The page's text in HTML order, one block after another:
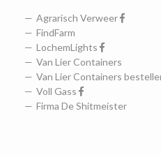
Agrarisch Verweer
FindFarm
LochemLights
Van Lier Containers
Van Lier Containers
Voll Gass
Firma De Shitmeister